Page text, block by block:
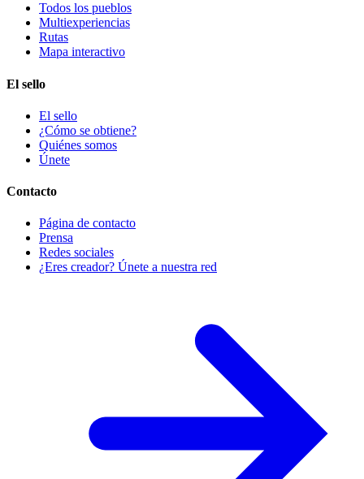
Todos los pueblos
Multiexperiencias
Rutas
Mapa interactivo
El sello
El sello
¿Cómo se obtiene?
Quiénes somos
Únete
Contacto
Página de contacto
Prensa
Redes sociales
¿Eres creador? Únete a nuestra red